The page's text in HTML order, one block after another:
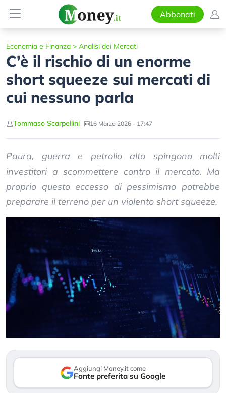
Abbonati
Economia e Finanza > Analisi dei Mercati
C’è il rischio di un enorme
short squeeze sui mercati di
cui nessuno parla
Tommaso Scarpellini 16 Marzo 2026 - 17:47
Paura, guerra e petrolio alto spingono molti
investitori a scommettere contro il mercato. Ma
proprio questo eccesso di pessimismo potrebbe
preparare il terreno per un violento short squeeze.
Aggiungi Money.it come
Fonte preferita su Google